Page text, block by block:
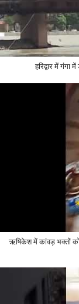
हरिद्वार में
ऋषिकेश में कांवड़ भक्तों